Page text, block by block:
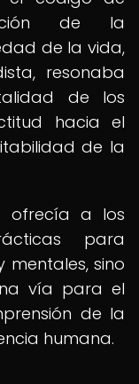
de la
de la vida,
resonaba
de los
hacia el
de la
ofrecía a los
para
sino
vía para el
de la
humana.